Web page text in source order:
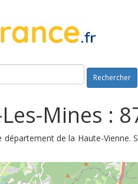
Rechercher
Mines :
de la Haute-Vienne.